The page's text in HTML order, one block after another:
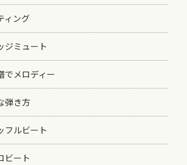
ィング
ジミュート
でメロディー
弾き方
フルビート
ビート